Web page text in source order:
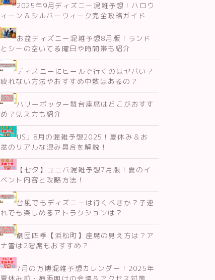
2025年9月ディズニー混雑予想！ハロウ
ィーン＆シルバーウィーク完全攻略ガイド
お盆ディズニー混雑予想8月版！ランド
とシーの空いてる曜日や時間帯も紹介
ディズニーにヒールで行くのはヤバい？
疲れない方法やおすすめ中敷はあるの？
ハリーポッター舞台座席はどこがおすす
め？見え方も紹介
USJ 8月の混雑予想2025！夏休み＆お
盆のリアルな混み具合を解説！
【七夕】ユニバ混雑予想7月版！夏のイ
ベント内容と攻略方法！
台風でもディズニーは行くべきか？子連
れでも楽しめるアトラクションは？
劇団四季【浜松町】座席の見え方は？ア
ナ雪は2階席もおすすめ？
7月の万博混雑予想カレンダー！2025年